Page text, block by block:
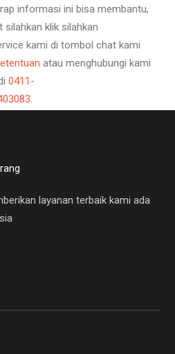
informasi ini bisa membantu,
klik silahkan
kami di tombol chat kami
atau menghubungi kami
0411-
.
layanan terbaik kami ada